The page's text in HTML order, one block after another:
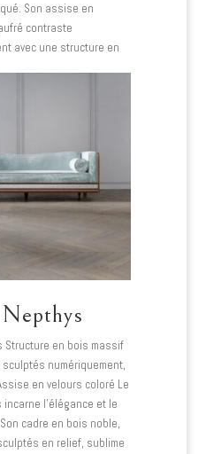
Son assise en
contraste
avec une structure en
Structure en bois massif
numériquement,
en velours coloré Le
incarne l’élégance et le
cadre en bois noble,
en relief, sublime